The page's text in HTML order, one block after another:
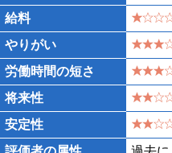
給料
やりがい
労働時間の短さ
将来性
安定性